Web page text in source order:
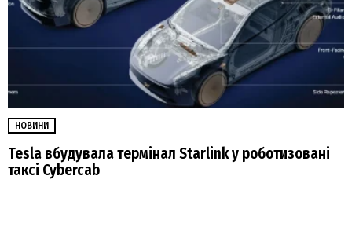
НОВИНИ
Tesla вбудувала термінал Starlink у роботизовані
таксі Cybercab